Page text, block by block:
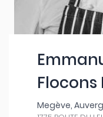
Flocons
Megève,